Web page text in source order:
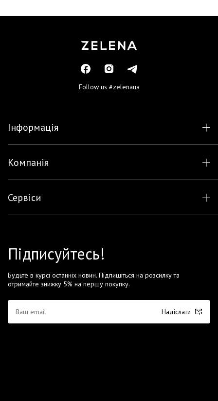
Follow us #zelenaua
Інформація
Компанія
Сервіси
Підписуйтесь!
Будьте в курсі останніх новин. Підпишіться на розсилку та
отримайте знижку 5% на першу покупку.
Надіслати